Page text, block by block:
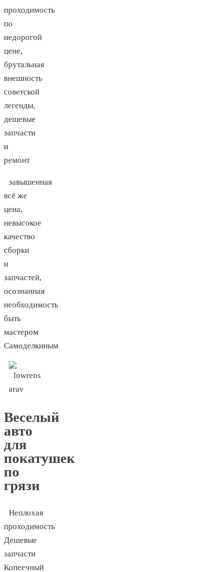
проходимость
по
недорогой
цене,
брутальная
внешность
советской
легенды,
дешевые
запчасти
и
ремонт
завышенная
всё же
цена,
невысокое
качество
сборки
и
запчастей,
осознанная
необходимость
быть
мастером
Самоделкиным
Веселый
авто
для
покатушек
по
грязи
Неплохая
проходимость
Дешевые
запчасти
Копеечный